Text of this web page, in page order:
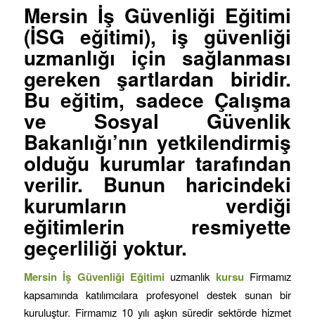
Mersin İş Güvenliği Eğitimi
(İSG eğitimi), iş güvenliği
uzmanlığı için sağlanması
gereken şartlardan biridir.
Bu eğitim, sadece Çalışma
ve Sosyal Güvenlik
Bakanlığı’nın yetkilendirmiş
olduğu kurumlar tarafından
verilir. Bunun haricindeki
kurumların verdiği
eğitimlerin resmiyette
geçerliliği yoktur.
Mersin İş Güvenliği Eğitimi uzmanlıkkursu Firmamız
kapsamında katılımcılara profesyonel destek sunan bir
kuruluştur. Firmamız 10 yılı aşkın süredir sektörde hizmet